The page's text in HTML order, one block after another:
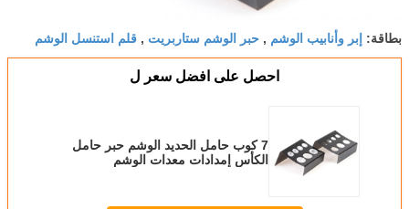
بطاقة: إبر وأنابيب الوشم , حبر الوشم ستاربريت , قلم استنسل الوشم
احصل على افضل سعر ل
7 كوب حامل الحديد الوشم حبر حامل
الكأس إمدادات معدات الوشم